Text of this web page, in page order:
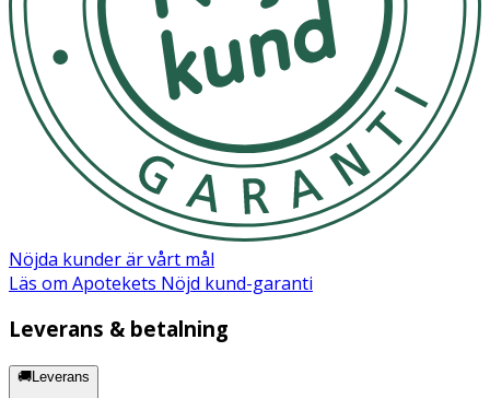
Nöjda kunder är vårt mål
Läs om Apotekets Nöjd kund-garanti
Leverans & betalning
🚚Leverans